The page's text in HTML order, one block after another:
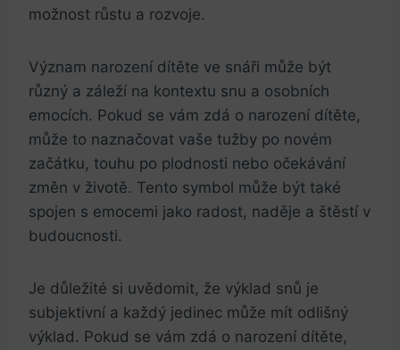
možnost⁤ růstu​ a rozvoje.
Význam narození dítěte ve snáři může být
různý a záleží na kontextu snu a ⁣osobních ​
emocích. Pokud se vám ‍zdá o narození dítěte,
může to naznačovat vaše tužby ⁢po ⁤novém
začátku, touhu po plodnosti nebo⁣ očekávání
změn v životě. Tento symbol může⁢ být také‍
spojen s emocemi jako radost, naděje a⁣ štěstí v
budoucnosti.
Je důležité⁤ si uvědomit, že výklad snů je
subjektivní a každý jedinec může mít odlišný
výklad. Pokud se vám zdá o narození dítěte,